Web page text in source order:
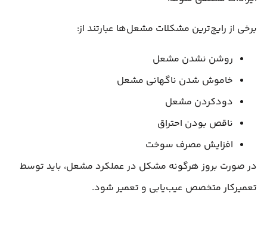
برخی از رایج‌ترین مشکلات مشعل‌ها عبارتند از:
روشن نشدن مشعل
خاموش شدن ناگهانی مشعل
دودکردن مشعل
ناقص بودن احتراق
افزایش مصرف سوخت
در صورت بروز هرگونه مشکل در عملکرد مشعل، باید توسط
تعمیرکار متخصص عیب‌یابی و تعمیر شود.